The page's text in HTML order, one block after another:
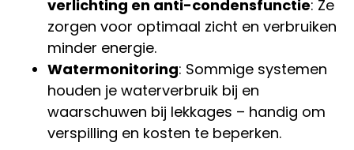
verlichting en anti-condensfunctie: Ze
zorgen voor optimaal zicht en verbruiken
minder energie.
Watermonitoring: Sommige systemen
houden je waterverbruik bij en
waarschuwen bij lekkages – handig om
verspilling en kosten te beperken.